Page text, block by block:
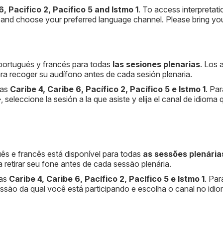
Pacifico 2, Pacifico 5 and Istmo 1. To access
choose your preferred language channel. Please bring
y francés para todas las sesiones plenarias. Los
recoger su audífono antes de cada sesión plenaria.
Caribe 4, Caribe 6, Pacífico 2, Pacífico 5 e Istmo 1.
, seleccione la sesión a la que asiste y elija el canal de
e francês está disponível para todas as sessões
seu fone antes de cada sessão plenária.
Caribe 4, Caribe 6, Pacífico 2, Pacífico 5 e Istmo 1.
da qual você está participando e escolha o canal no